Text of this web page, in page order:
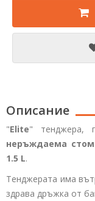
Описание
"Elite" тенджера,
неръждаема
1.5 L.
Тенджерата има
здрава дръжка от